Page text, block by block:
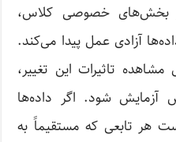
بخش‌های خصوصی کلاس،
آزادی عمل پیدا می‌کند.
مشاهده تاثیرات این تغییر،
شود. اگر داده‌ها
هر تابعی که مستقیماً به